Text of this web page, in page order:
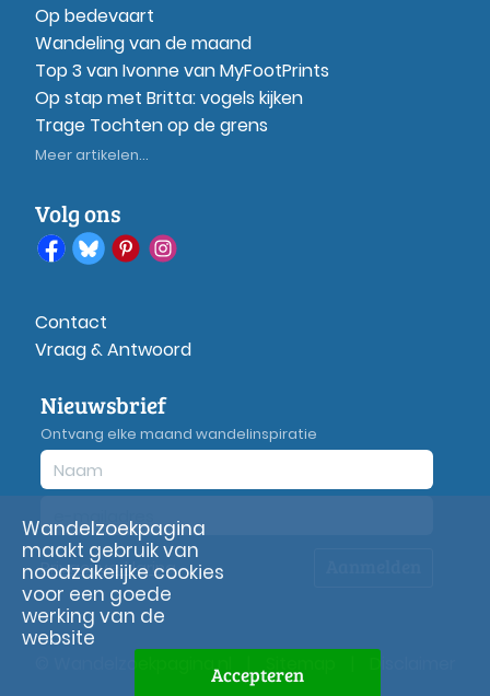
Op bedevaart
Wandeling van de maand
Top 3 van Ivonne van MyFootPrints
Op stap met Britta: vogels kijken
Trage Tochten op de grens
Meer artikelen...
Volg ons
Contact
Vraag & Antwoord
Nieuwsbrief
Ontvang elke maand wandelinspiratie
Privacyverklaring
© Wandelzoekpagina.nl
Wandelzoekpagina
maakt gebruik van
noodzakelijke cookies
voor een goede
werking van de
website
Accepteren